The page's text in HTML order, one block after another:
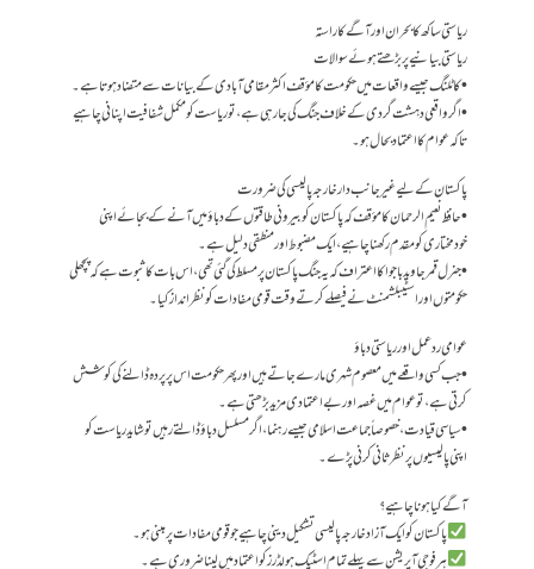
ریاستی ساکھ کا بحران اور آگے کا راستہ
ریاستی بیانیے پر بڑھتے ہوئے سوالات
• کاٹلنگ جیسے واقعات میں حکومت کا مؤقف اکثر مقامی آبادی کے بیانات سے متضاد ہوتا ہے۔
• اگر واقعی دہشت گردی کے خلاف جنگ کی جا رہی ہے، تو ریاست کو مکمل شفافیت اپنانی چاہیے
تاکہ عوام کا اعتماد بحال ہو۔
پاکستان کے لیے غیرجانب دار خارجہ پالیسی کی ضرورت
• حافظ نعیم الرحمان کا مؤقف کہ پاکستان کو بیرونی طاقتوں کے دباؤ میں آنے کے بجائے اپنی
خودمختاری کو مقدم رکھنا چاہیے، ایک مضبوط اور منطقی دلیل ہے۔
• جنرل قمر جاوید باجوا کا اعتراف کہ یہ جنگ پاکستان پر مسلط کی گئی تھی، اس بات کا ثبوت ہے کہ پچھلی
حکومتوں اور اسٹیبلشمنٹ نے فیصلے کرتے وقت قومی مفادات کو نظر انداز کیا۔
عوامی ردعمل اور ریاستی دباؤ
• جب کسی واقعے میں معصوم شہری مارے جاتے ہیں اور پھر حکومت اس پر پردہ ڈالنے کی کوشش
کرتی ہے، تو عوام میں غصہ اور بے اعتمادی مزید بڑھتی ہے۔
• سیاسی قیادت، خصوصاً جماعت اسلامی جیسے رہنما، اگر مسلسل دباؤ ڈالتے رہیں تو شاید ریاست کو
اپنی پالیسیوں پر نظر ثانی کرنی پڑے۔
آگے کیا ہونا چاہیے؟
پاکستان کو ایک آزاد خارجہ پالیسی تشکیل دینی چاہیے جو قومی مفادات پر مبنی ہو۔
ہر فوجی آپریشن سے پہلے تمام اسٹیک ہولڈرز کو اعتماد میں لینا ضروری ہے۔